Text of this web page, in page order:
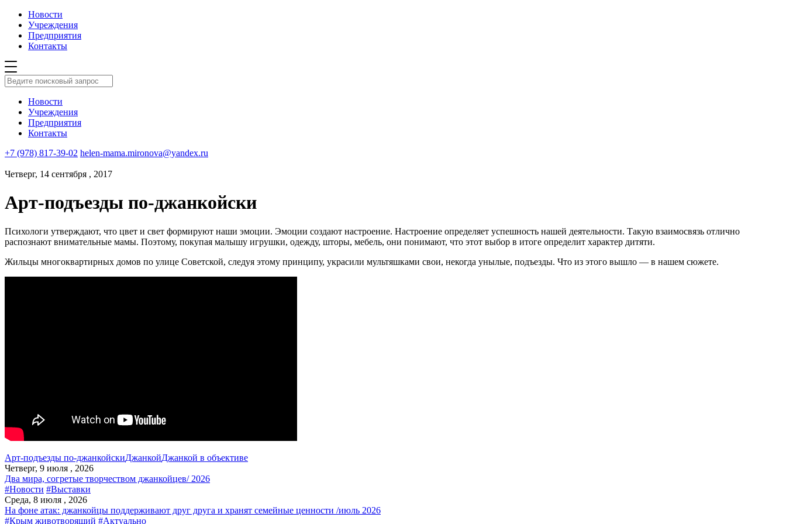
Новости
Учреждения
Предприятия
Контакты
Новости
Учреждения
Предприятия
Контакты
+7 (978) 817-39-02 helen-mama.mironova@yandex.ru
Четверг, 14 сентября , 2017
Арт-подъезды по-джанкойски
Психологи утверждают, что цвет и свет формируют наши эмоции. Эмоции создают настроение. Настроение определяет успешность нашей деятельности. Такую взаимосвязь отлично
распознают внимательные мамы. Поэтому, покупая малышу игрушки, одежду, шторы, мебель, они понимают, что этот выбор в итоге определит характер дитяти.
Жильцы многоквартирных домов по улице Советской, следуя этому принципу, украсили мультяшками свои, некогда унылые, подъезды. Что из этого вышло — в нашем сюжете.
Арт-подъезды по-джанкойскиДжанкойДжанкой в объективе
Четверг, 9 июля , 2026
Два мира, согретые творчеством джанкойцев/ 2026
#Новости #Выставки
Среда, 8 июля , 2026
На фоне атак: джанкойцы поддерживают друг друга и хранят семейные ценности /июль 2026
#Крым животворящий #Актуально